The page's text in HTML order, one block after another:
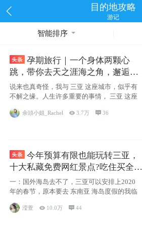
目的地攻略
游记
智能排序
孕期旅行｜一个身体两颗心
跳，带你去天之涯海之角，邂逅网
红却又安静的三亚
说来也真奇怪，我与 三亚 这座城市，似乎有
不解之缘。人生许多重要的事情， 三亚 这座
余頭小姐_Rachel  3.7万  36
今年预算有限也能玩转三亚，
十大私藏免费网红景点?吃住买全攻
一：国外海岛去不了，三亚可以安排上2020
年的春节，原本要去 东南亚 海岛度假的我临
滢萱  10.0万 44